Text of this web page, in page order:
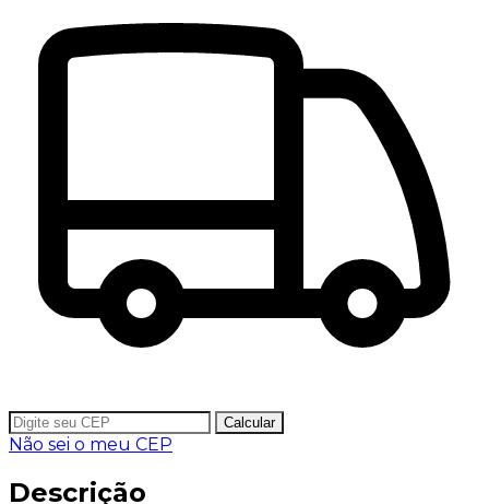
Calcular
Não sei o meu CEP
Descrição